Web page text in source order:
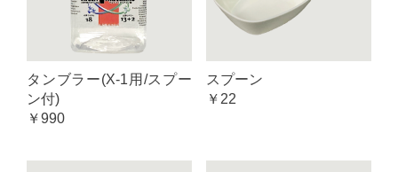
タンブラー(X-1用/スプー
ン付)
￥990
スプーン
￥22